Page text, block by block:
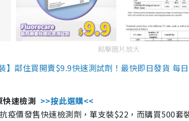
點擊圖片放大
】鄰住買開賣$9.9快速測試劑！最快即日發貨 每
快速檢測 >>按此選購<<
疫價發售快速檢測劑，單支裝$22，而購買500